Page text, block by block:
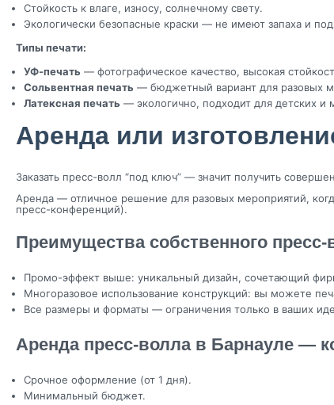
Стойкость к влаге, износу, солнечному свету.
Экологически безопасные краски — не имеют запаха и
Типы печати:
УФ-печать — фотографическое качество, высокая
Сольвентная печать — бюджетный вариант для разовых
Латексная печать — экологично, подходит для детских и
Аренда или
Заказать пресс-волл “под ключ” — значит получить
Аренда — отличное решение для разовых мероприятий,
пресс-конференций).
Преимущества собственного пресс-
Промо-эффект выше: уникальный дизайн, сочетающий
Многоразовое использование конструкций: вы можете
Все размеры и форматы — ограничения только в ваших
Аренда пресс-волла в Барнауле —
Срочное оформление (от 1 дня).
Минимальный бюджет.